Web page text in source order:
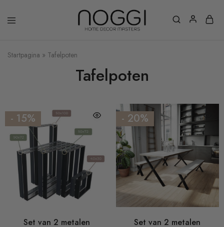
Startpagina » Tafelpoten
Tafelpoten
- 15%
Set van 2 metalen
- 20%
Set van 2 metalen